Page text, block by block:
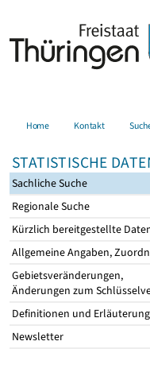
Home Kontakt
STATISTISCHE
Sachliche Suche
Regionale Suche
Kürzlich bereitgestellte
Allgemeine Angaben,
Gebietsveränderungen,
Änderungen zum
Definitionen und
Newsletter